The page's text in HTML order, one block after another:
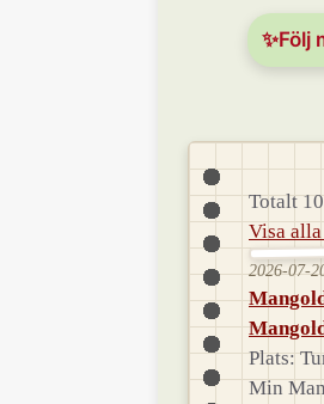
✨Följ
Totalt
Visa
2026-07-
Plats:
Min